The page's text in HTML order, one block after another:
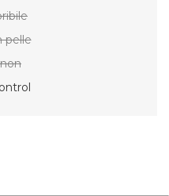
pelle